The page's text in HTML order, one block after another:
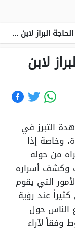
لابن سيرين والنابلسي
لابن
التبرز في
وخاصة إذا
من حوله
وكشف أسراره
التي يقوم
عند رؤية
الناس حول
وفقاً لآراء